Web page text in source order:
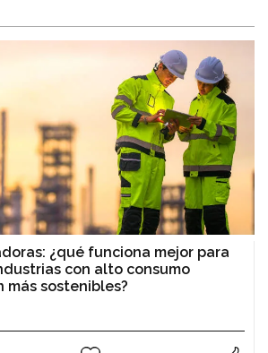
¿qué funciona mejor para
con alto consumo
más sostenibles?